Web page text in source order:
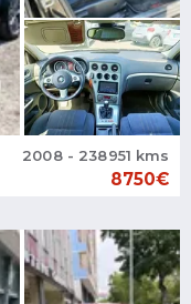
2008 - 238951 kms
8750€